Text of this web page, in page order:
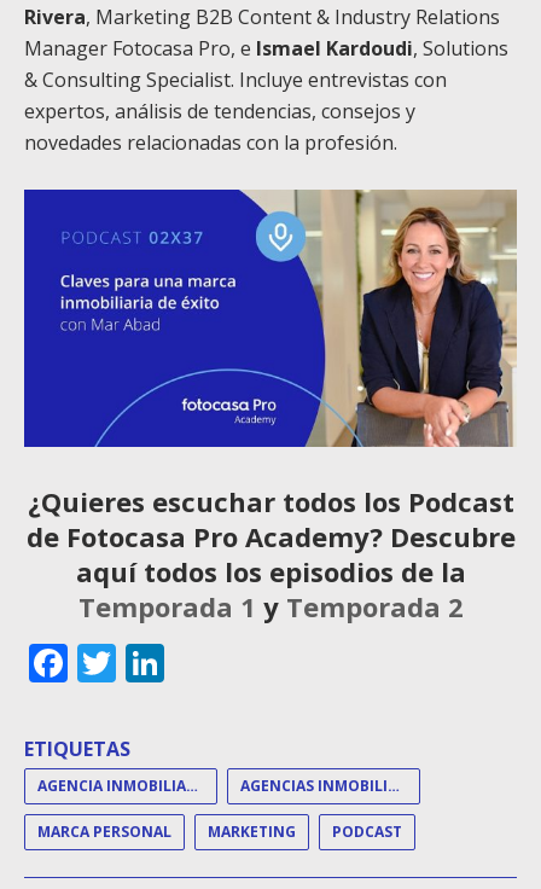
Rivera, Marketing B2B Content & Industry Relations
Manager Fotocasa Pro, e Ismael Kardoudi, Solutions
& Consulting Specialist. Incluye entrevistas con
expertos, análisis de tendencias, consejos y
novedades relacionadas con la profesión.
¿Quieres escuchar todos los Podcast
de Fotocasa Pro Academy? Descubre
aquí todos los episodios de la
Temporada 1 y Temporada 2
Facebook
Twitter
ETIQUETAS
AGENCIA INMOBILIARIA AGENCIAS INMOBILIARIAS
MARCA PERSONAL MARKETING PODCAST